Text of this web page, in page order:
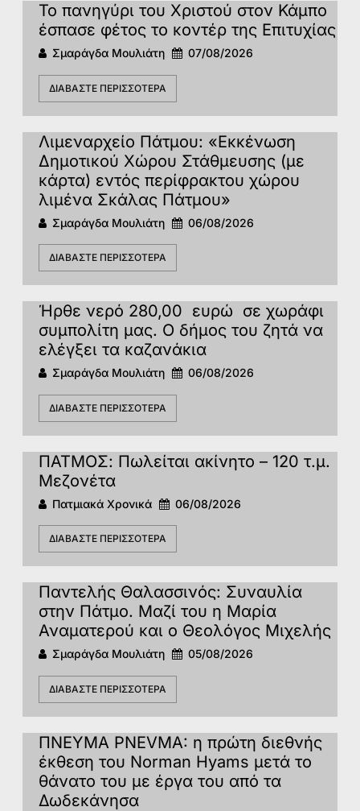
Το πανηγύρι του Χριστού στον Κάμπο
έσπασε φέτος το κοντέρ της Επιτυχίας
Σμαράγδα Μουλιάτη 07/08/2026
ΔΙΑΒΆΣΤΕ ΠΕΡΙΣΣΌΤΕΡΑ
Λιμεναρχείο Πάτμου: «Εκκένωση
Δημοτικού Χώρου Στάθμευσης (με
κάρτα) εντός περίφρακτου χώρου
λιμένα Σκάλας Πάτμου»
Σμαράγδα Μουλιάτη 06/08/2026
ΔΙΑΒΆΣΤΕ ΠΕΡΙΣΣΌΤΕΡΑ
Ήρθε νερό 280,00 ευρώ σε χωράφι
συμπολίτη μας. Ο δήμος του ζητά να
ελέγξει τα καζανάκια
Σμαράγδα Μουλιάτη 06/08/2026
ΔΙΑΒΆΣΤΕ ΠΕΡΙΣΣΌΤΕΡΑ
ΠΑΤΜΟΣ: Πωλείται ακίνητο – 120 τ.μ.
Μεζονέτα
Πατμιακά Χρονικά 06/08/2026
ΔΙΑΒΆΣΤΕ ΠΕΡΙΣΣΌΤΕΡΑ
Παντελής Θαλασσινός: Συναυλία
στην Πάτμο. Μαζί του η Μαρία
Αναματερού και ο Θεολόγος Μιχελής
Σμαράγδα Μουλιάτη 05/08/2026
ΔΙΑΒΆΣΤΕ ΠΕΡΙΣΣΌΤΕΡΑ
ΠΝΕΥΜΑ PNEVMA: η πρώτη διεθνής
έκθεση του Norman Hyams μετά το
θάνατο του με έργα του από τα
Δωδεκάνησα